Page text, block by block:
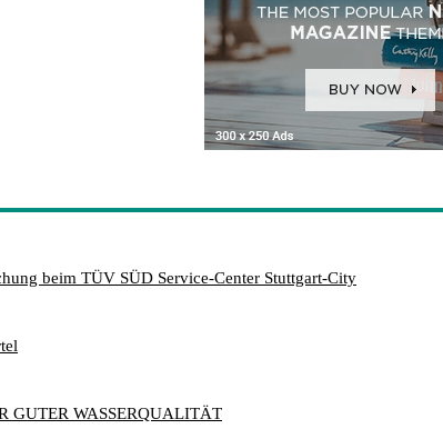
beim TÜV SÜD Service-Center Stuttgart-City
GUTER WASSERQUALITÄT